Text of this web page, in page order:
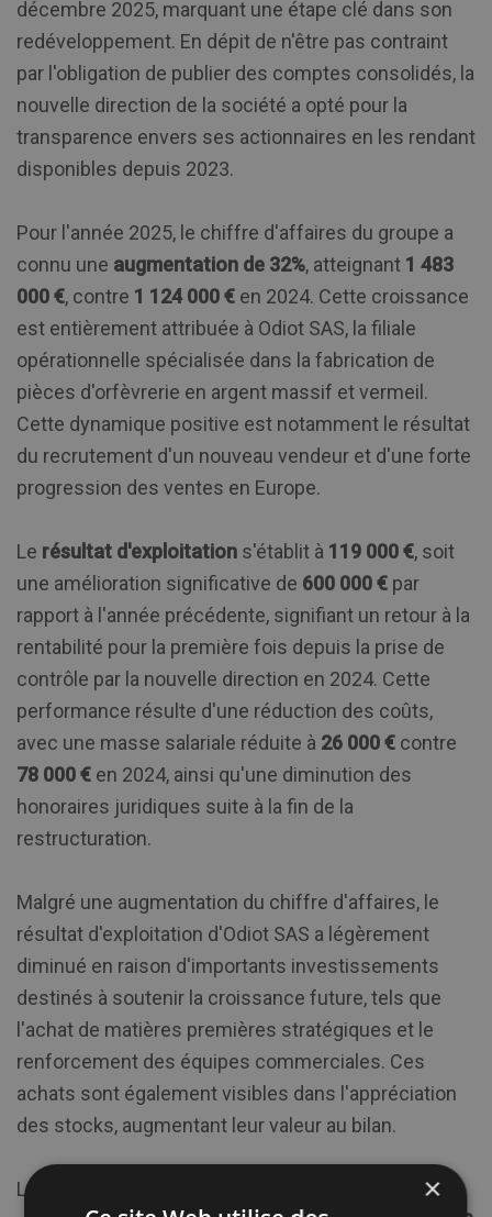
décembre 2025, marquant une étape clé dans son
redéveloppement. En dépit de n'être pas contraint
par l'obligation de publier des comptes consolidés, la
nouvelle direction de la société a opté pour la
transparence envers ses actionnaires en les rendant
disponibles depuis 2023.
Pour l'année 2025, le chiffre d'affaires du groupe a
connu une augmentation de 32%, atteignant 1 483
000 €, contre 1 124 000 € en 2024. Cette croissance
est entièrement attribuée à Odiot SAS, la filiale
opérationnelle spécialisée dans la fabrication de
pièces d'orfèvrerie en argent massif et vermeil.
Cette dynamique positive est notamment le résultat
du recrutement d'un nouveau vendeur et d'une forte
progression des ventes en Europe.
Le résultat d'exploitation s'établit à 119 000 €, soit
une amélioration significative de 600 000 € par
rapport à l'année précédente, signifiant un retour à la
rentabilité pour la première fois depuis la prise de
contrôle par la nouvelle direction en 2024. Cette
performance résulte d'une réduction des coûts,
avec une masse salariale réduite à 26 000 € contre
78 000 € en 2024, ainsi qu'une diminution des
honoraires juridiques suite à la fin de la
restructuration.
Malgré une augmentation du chiffre d'affaires, le
résultat d'exploitation d'Odiot SAS a légèrement
diminué en raison d'importants investissements
destinés à soutenir la croissance future, tels que
l'achat de matières premières stratégiques et le
renforcement des équipes commerciales. Ces
achats sont également visibles dans l'appréciation
des stocks, augmentant leur valeur au bilan.
Le
, en
×